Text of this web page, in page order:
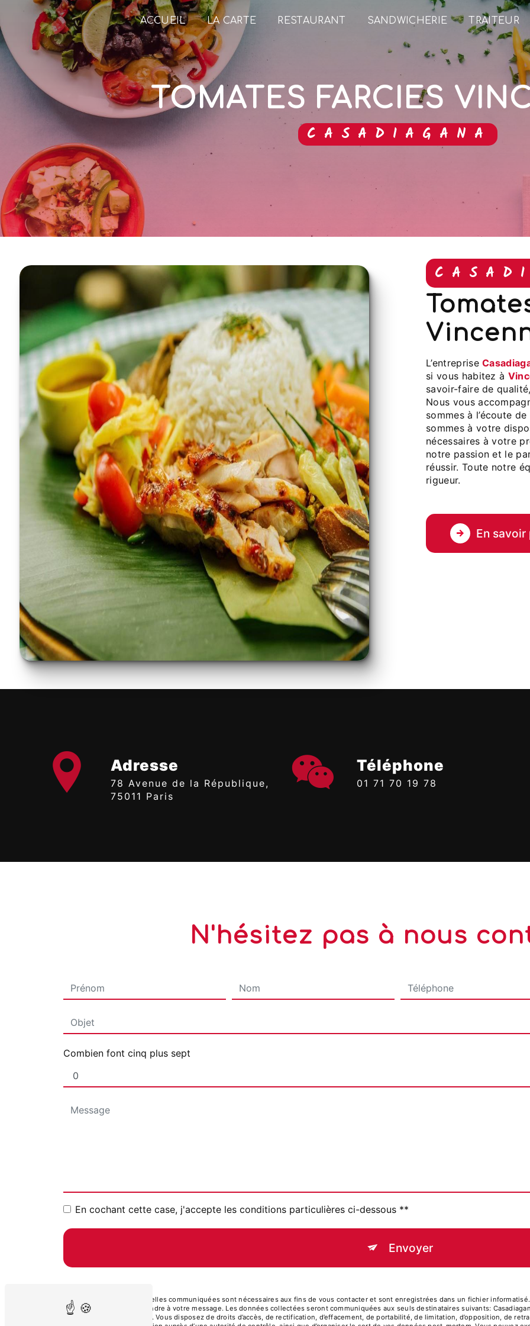
ACCUEIL LA CARTE RESTAURANT SANDWICHERIE TRAITEUR
TOMATES FARCIES
CASADIAGANA
tomates farcies à
L’entreprise
si vous habitez à
savoir-faire de
Nous vous
sommes à l’écoute
sommes à votre
nécessaires à votre
notre passion et le
réussir. Toute notre
rigueur.
En savoir
Adresse
78 Avenue de la République,
75011 Paris
Téléphone
01 71 70 19 78
N'hésitez pas à nous
Combien font cinq plus sept
En cochant cette case, j'accepte les conditions particulières ci-dessous **
Envoyer
** Les données personnelles communiquées sont nécessaires aux fins de vous contacter et sont enregistrées dans un fichier
dans le seul but de répondre à votre message. Les données collectées seront communiquées aux seuls destinataires suivants:
casadiagana@yahoo.com. Vous disposez de droits d’accès, de rectification, d’effacement, de portabilité, de limitation, d’opposition, de
Panneau de gestion des cookies